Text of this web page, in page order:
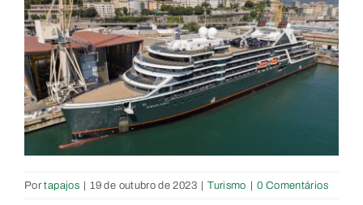
Portapajos | 19 de outubro de 2023 | Turismo | 0 Comentários